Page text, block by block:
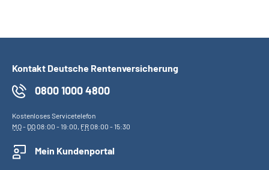
Kontakt Deutsche Rentenversicherung
0800 1000 4800
Kostenloses Servicetelefon
MO- DO08:00 - 19:00, FR08:00 - 15:30
Mein Kundenportal